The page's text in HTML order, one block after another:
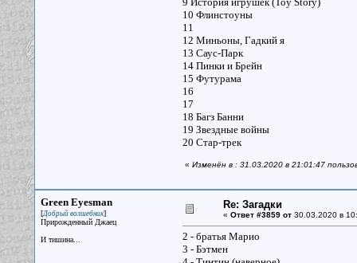
10 Флинстоуны
11
12 Миньоны, Гадкий я
13 Саус-Парк
14 Пинки и Брейн
15 Футурама
16
17
18 Багз Банни
19 Звездные войны
20 Стар-трек
« Изменён в : 31.03.2020 в 21:01:47
Green Eyesman
[Добрый волшебник]
Прирожденный Джаец
И тишина...
Re: Загадки
« Ответ #3859 от30.03.2020 в
2 - братья Марио
3 - Бэтмен